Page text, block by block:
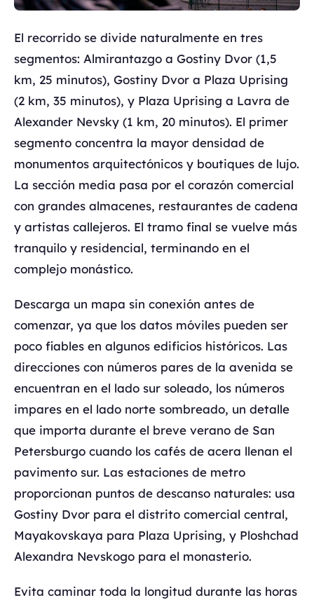
El recorrido se divide naturalmente en tres
segmentos: Almirantazgo a Gostiny Dvor (1,5
km, 25 minutos), Gostiny Dvor a Plaza Uprising
(2 km, 35 minutos), y Plaza Uprising a Lavra de
Alexander Nevsky (1 km, 20 minutos). El primer
segmento concentra la mayor densidad de
monumentos arquitectónicos y boutiques de lujo.
La sección media pasa por el corazón comercial
con grandes almacenes, restaurantes de cadena
y artistas callejeros. El tramo final se vuelve más
tranquilo y residencial, terminando en el
complejo monástico.
Descarga un mapa sin conexión antes de
comenzar, ya que los datos móviles pueden ser
poco fiables en algunos edificios históricos. Las
direcciones con números pares de la avenida se
encuentran en el lado sur soleado, los números
impares en el lado norte sombreado, un detalle
que importa durante el breve verano de San
Petersburgo cuando los cafés de acera llenan el
pavimento sur. Las estaciones de metro
proporcionan puntos de descanso naturales: usa
Gostiny Dvor para el distrito comercial central,
Mayakovskaya para Plaza Uprising, y Ploshchad
Alexandra Nevskogo para el monasterio.
Evita caminar toda la longitud durante las horas